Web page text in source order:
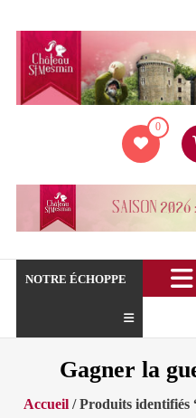
contenu
de
Mesmin
0
NOTRE ÉCHOPPE
Gagner la
Accueil / Produits identifiés